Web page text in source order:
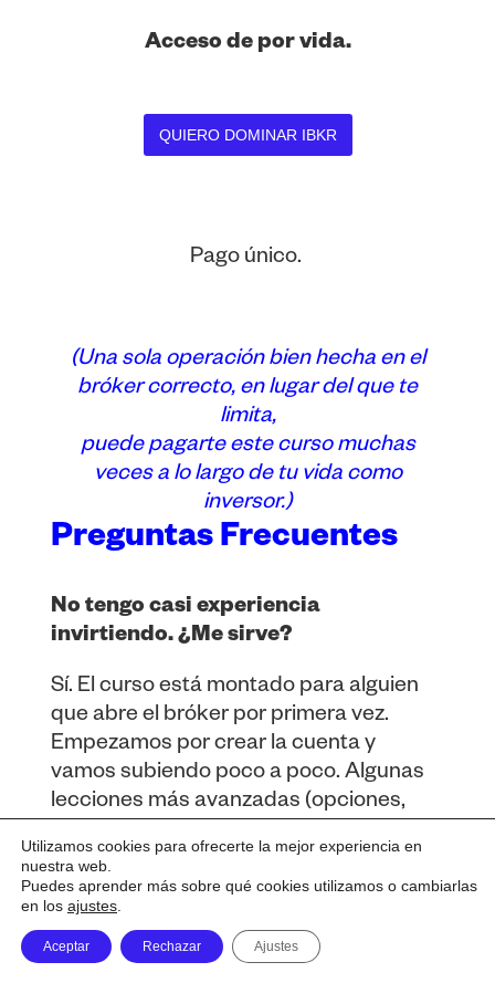
Comprar
Acceso de por vida.
QUIERO DOMINAR IBKR
Pago único.
(Una sola operación bien hecha en el
bróker correcto, en lugar del que te
limita,
puede pagarte este curso muchas
veces a lo largo de tu vida como
inversor.)
Preguntas Frecuentes
No tengo casi experiencia
invirtiendo. ¿Me sirve?
Sí. El curso está montado para alguien
que abre el bróker por primera vez.
Empezamos por crear la cuenta y
vamos subiendo poco a poco. Algunas
lecciones más avanzadas (opciones,
ellas. Tú decides el ritmo.
¿Hay que saber inglés?
Utilizamos cookies para ofrecerte la mejor experiencia en
nuestra web.
Puedes aprender más sobre qué cookies utilizamos o cambiarlas
en los ajustes
Aceptar Rechazar Ajustes